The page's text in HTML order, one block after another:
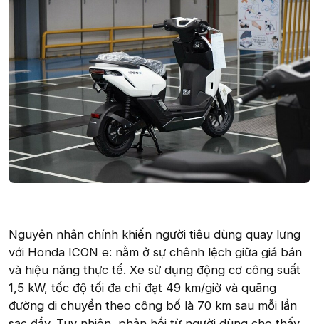
Nguyên nhân chính khiến người tiêu dùng quay lưng
với Honda ICON e: nằm ở sự chênh lệch giữa giá bán
và hiệu năng thực tế. Xe sử dụng động cơ công suất
1,5 kW, tốc độ tối đa chỉ đạt 49 km/giờ và quãng
đường di chuyển theo công bố là 70 km sau mỗi lần